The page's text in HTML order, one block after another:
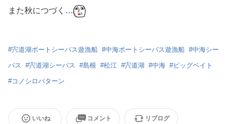
また秋につづく…
#宍道湖ボートシーバス遊漁船 #中海ボートシーバス遊漁船 #中海シー
バス #宍道湖シーバス #島根 #松江 #宍道湖 #中海 #ビッグベイト
#コノシロパターン
いいね コメント リブログ